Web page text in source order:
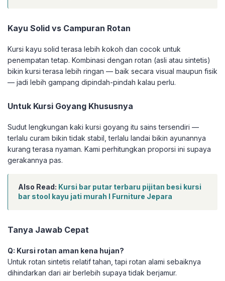
Kayu Solid vs Campuran Rotan
Kursi kayu solid terasa lebih kokoh dan cocok untuk
penempatan tetap. Kombinasi dengan rotan (asli atau sintetis)
bikin kursi terasa lebih ringan — baik secara visual maupun fisik
— jadi lebih gampang dipindah-pindah kalau perlu.
Untuk Kursi Goyang Khususnya
Sudut lengkungan kaki kursi goyang itu sains tersendiri —
terlalu curam bikin tidak stabil, terlalu landai bikin ayunannya
kurang terasa nyaman. Kami perhitungkan proporsi ini supaya
gerakannya pas.
Also Read: Kursi bar putar terbaru pijitan besi kursi
bar stool kayu jati murah I Furniture Jepara
Tanya Jawab Cepat
Q: Kursi rotan aman kena hujan?
Untuk rotan sintetis relatif tahan, tapi rotan alami sebaiknya
dihindarkan dari air berlebih supaya tidak berjamur.